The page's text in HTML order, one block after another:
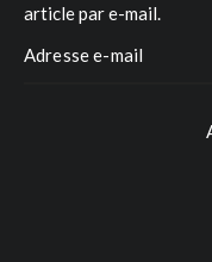
article par e-mail.